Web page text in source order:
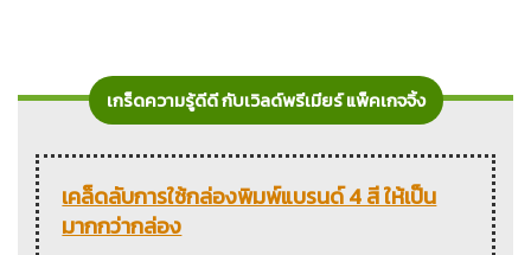
เกร็ดความรู้ดีดี กับเวิลด์พรีเมียร์ แพ็คเกจจิ้ง
เคล็ดลับการใช้กล่องพิมพ์แบรนด์ 4 สี ให้เป็น
มากกว่ากล่อง